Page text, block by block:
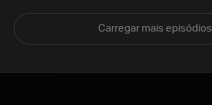
Carregar mais episódios